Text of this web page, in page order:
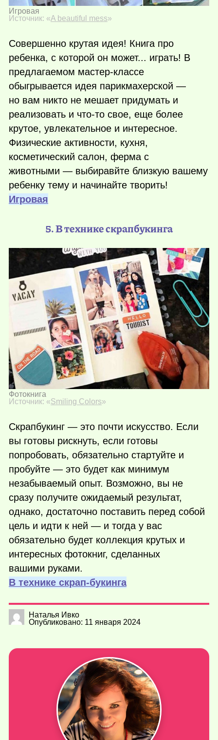
Игровая
Источник: «A beautiful mess»
Совершенно крутая идея! Книга про
ребенка, с которой он может... играть! В
предлагаемом мастер-классе
обыгрывается идея парикмахерской —
но вам никто не мешает придумать и
реализовать и что-то свое, еще более
крутое, увлекательное и интересное.
Физические активности, кухня,
косметический салон, ферма с
животными — выбиравйте близкую вашему
ребенку тему и начинайте творить!
Игровая
5. В технике скрапбукинга
Фотокнига
Источник: «Smiling Colors»
Скрапбукинг — это почти искусство. Если
вы готовы рискнуть, если готовы
попробовать, обязательно стартуйте и
пробуйте — это будет как минимум
незабываемый опыт. Возможно, вы не
сразу получите ожидаемый результат,
однако, достаточно поставить перед собой
цель и идти к ней — и тогда у вас
обязательно будет коллекция крутых и
интересных фотокниг, сделанных
вашими руками.
В технике скрап-букинга
Наталья Ивко
Опубликовано: 11 января 2024